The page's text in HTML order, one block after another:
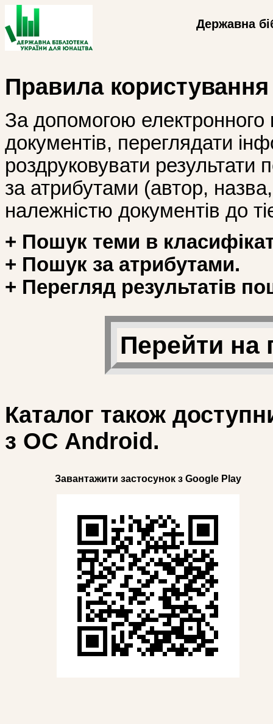
Державна
Правила
За допомогою
документів, переглядати
роздруковувати
за атрибутами (автор, назва,
належністю документів до
+ Пошук теми в
+ Пошук за атрибутами.
+ Перегляд результатів
Перейти на
Каталог також
з ОС Android.
Завантажити застосунок з Google Play